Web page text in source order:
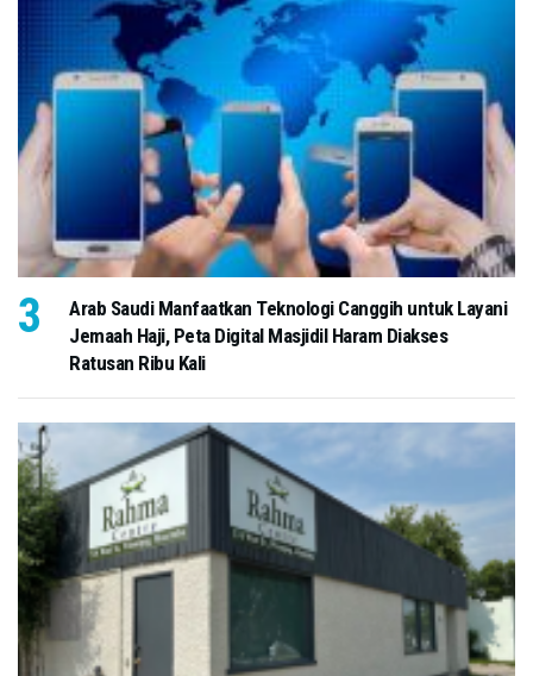
Arab Saudi Manfaatkan Teknologi Canggih untuk Layani
Jemaah Haji, Peta Digital Masjidil Haram Diakses
Ratusan Ribu Kali